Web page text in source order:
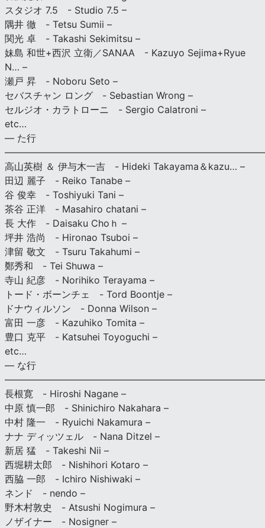
スタジオ 7.5 - Studio 7.5 –
隅井 徹 - Tetsu Sumii –
関光 卓 - Takashi Sekimitsu –
妹島 和世+西沢 立衛／SANAA - Kazuyo Sejima+Ryue
N… –
瀬戸 昇 - Noboru Seto –
セバスチャン ロング - Sebastian Wrong –
セルジオ・カラトローニ - Sergio Calatroni –
etc…
— た行
高山英樹 ＆ 伊与木一吉 - Hideki Takayama＆kazu… –
田辺 麗子 - Reiko Tanabe –
谷 俊幸 - Toshiyuki Tani –
茶谷 正洋 - Masahiro chatani –
長 大作 - Daisaku Choｈ –
坪井 浩尚 - Hironao Tsuboi –
津留 敬文 - Tsuru Takahumi –
鄭秀和 - Tei Shuwa –
寺山 紀彦 - Norihiko Terayama –
トード・ボーンチェ - Tord Boontje –
ドナウィルソン - Donna Wilson –
富田 一彦 - Kazuhiko Tomita –
豊口 克平 - Katsuhei Toyoguchi –
etc…
— な行
長根寛 - Hiroshi Nagane –
中原 慎一郎 - Shinichiro Nakahara –
中村 隆一 - Ryuichi Nakamura –
ナナ ディッツェル - Nana Ditzel –
新居 猛 - Takeshi Nii –
西堀耕太郎 - Nishihori Kotaro –
西脇 一郎 - Ichiro Nishiwaki –
ネンド - nendo –
野木村敦史 - Atsushi Nogimura –
ノザイナー - Nosigner –